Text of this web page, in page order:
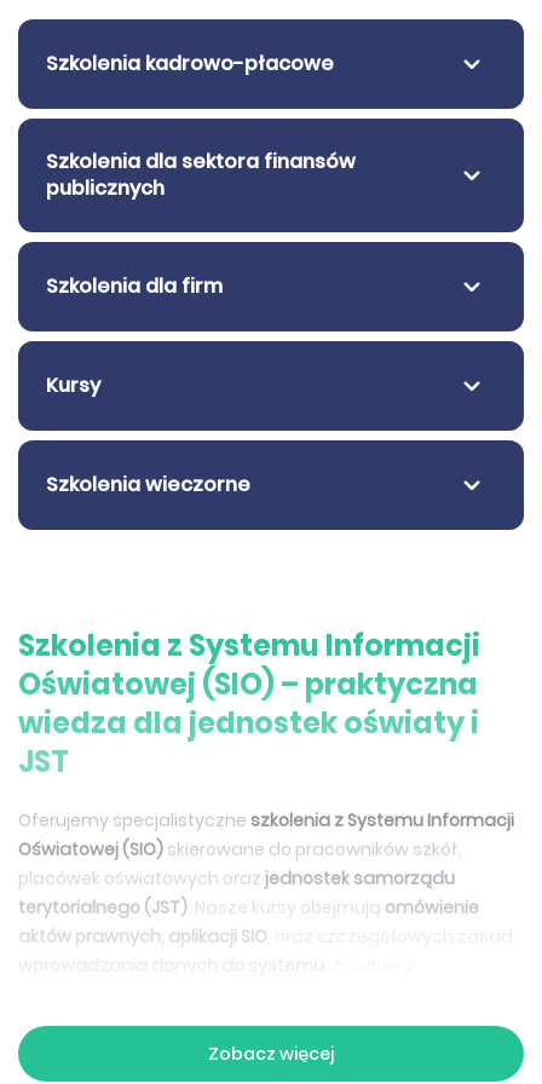
Szkolenia z Systemu Informacji
Oświatowej (SIO) – praktyczna
wiedza dla jednostek oświaty i
JST
Oferujemy specjalistyczne szkolenia z Systemu Informacji
Oświatowej (SIO) skierowane do pracowników szkół,
placówek oświatowych oraz jednostek samorządu
terytorialnego (JST). Nasze kursy obejmują omówienie
aktów prawnych, aplikacji SIO
oświatowej. To idealne rozwiązanie dla osób
rozpoczynających pracę z systemem oraz tych, które
Szkolenia kadrowo-płacowe
Szkolenia dla sektora finansów
publicznych
Szkolenia dla firm
Kursy
Szkolenia wieczorne
Zobacz więcej